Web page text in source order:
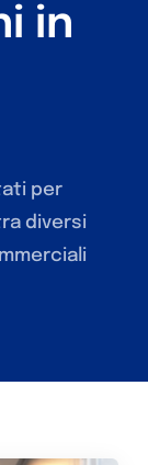
in
per
diversi